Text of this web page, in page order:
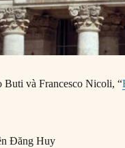
Buti và Francesco Nicoli, “
Đăng Huy